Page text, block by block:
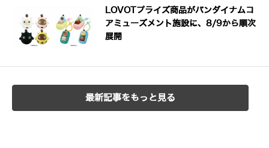
LOVOTプライズ商品がバンダイナムコ
アミューズメント施設に、8/9から順次
展開
最新記事をもっと見る